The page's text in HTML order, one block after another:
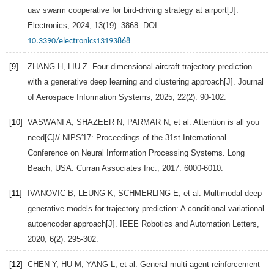
uav swarm cooperative for bird-driving strategy at airport[J].
Electronics
2024 13(19): 3868. DOI:
10.3390/electronics13193868
[9] ZHANG H LIU Z . Four-dimensional aircraft trajectory prediction
with a generative deep learning and clustering approach[J]. Journal
of Aerospace Information Systems
2025 22(2): 90-102.
[10] VASWANI A SHAZEER N PARMAR N , et al. Attention is all you
need[C]// NIPS′17: Proceedings of the 31st International
Conference on Neural Information Processing Systems. Long
Beach , USA: Curran Associates Inc., 2017: 6000-6010.
[11] IVANOVIC B LEUNG K SCHMERLING E , et al. Multimodal deep
generative models for trajectory prediction: A conditional variational
autoencoder approach[J]. IEEE Robotics and Automation Letters
2020 6(2): 295-302.
[12] CHEN Y, HU M YANG L
, et al. General multi-agent reinforcement